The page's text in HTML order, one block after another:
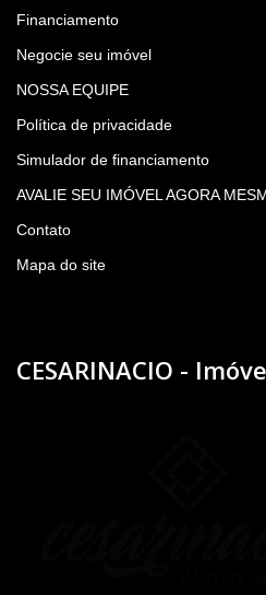
Financiamento
Negocie seu imóvel
NOSSA EQUIPE
Política de privacidade
Simulador de financiamento
AVALIE SEU IMÓVEL AGORA
Contato
Mapa do site
CESARINACIO -